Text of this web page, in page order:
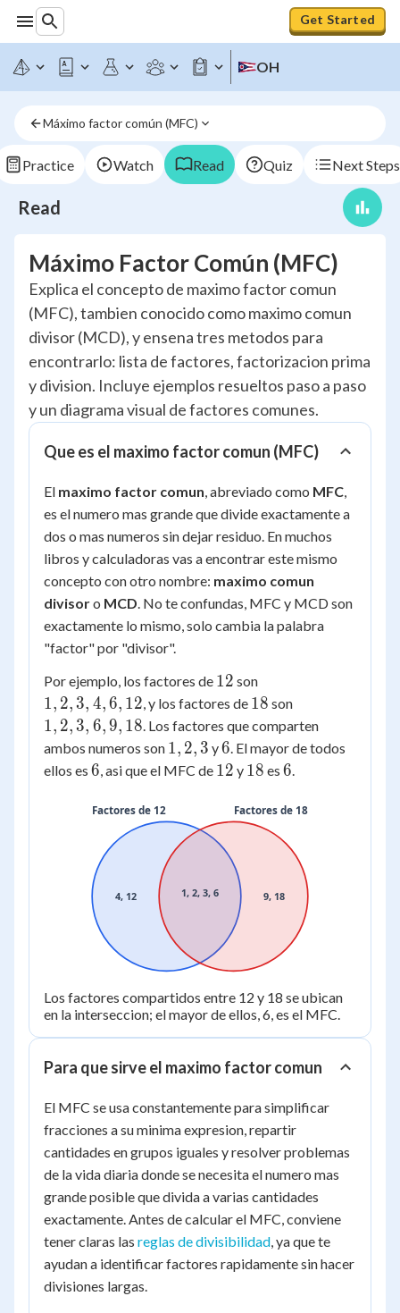
Get Started
OH
Máximo factor común (MFC)
Practice Watch Read Quiz Next Steps
Read
Máximo Factor Común (MFC)
Explica el concepto de maximo factor comun
(MFC), tambien conocido como maximo comun
divisor (MCD), y ensena tres metodos para
encontrarlo: lista de factores, factorizacion prima
y division. Incluye ejemplos resueltos paso a paso
y un diagrama visual de factores comunes.
Que es el maximo factor comun (MFC)
El maximo factor comun, abreviado como MFC,
es el numero mas grande que divide exactamente a
dos o mas numeros sin dejar residuo. En muchos
libros y calculadoras vas a encontrar este mismo
concepto con otro nombre: maximo comun
divisoro MCD. No te confundas, MFC y MCD son
exactamente lo mismo, solo cambia la palabra
"factor" por "divisor".
Por ejemplo, los factores de 12
12 son
2,
3,
6,
12
1, 2, 3, 4,6, 12, y los factores de 18
18 son
2,
3,
18
1, 2, 3, 6,9, 18. Los factores que comparten
ambos numeros son 1,
2,
1, 2, 3 y6
6. El mayor de todos
ellos es 6
6, asi que el MFC de 12
12 y 18
18 es 6
6.
Factores de 12 Factores de 18
4, 12 9, 18
1, 2, 3, 6
Los factores compartidos entre 12 y 18 se ubican
en la interseccion; el mayor de ellos, 6, es el MFC.
Para que sirve el maximo factor comun
El MFC se usa constantemente para simplificar
fracciones a su minima expresion, repartir
cantidades en grupos iguales y resolver problemas
de la vida diaria donde se necesita el numero mas
grande posible que divida a varias cantidades
exactamente. Antes de calcular el MFC, conviene
tener claras las reglas de divisibilidad , ya que te
ayudan a identificar factores rapidamente sin hacer
divisiones largas.